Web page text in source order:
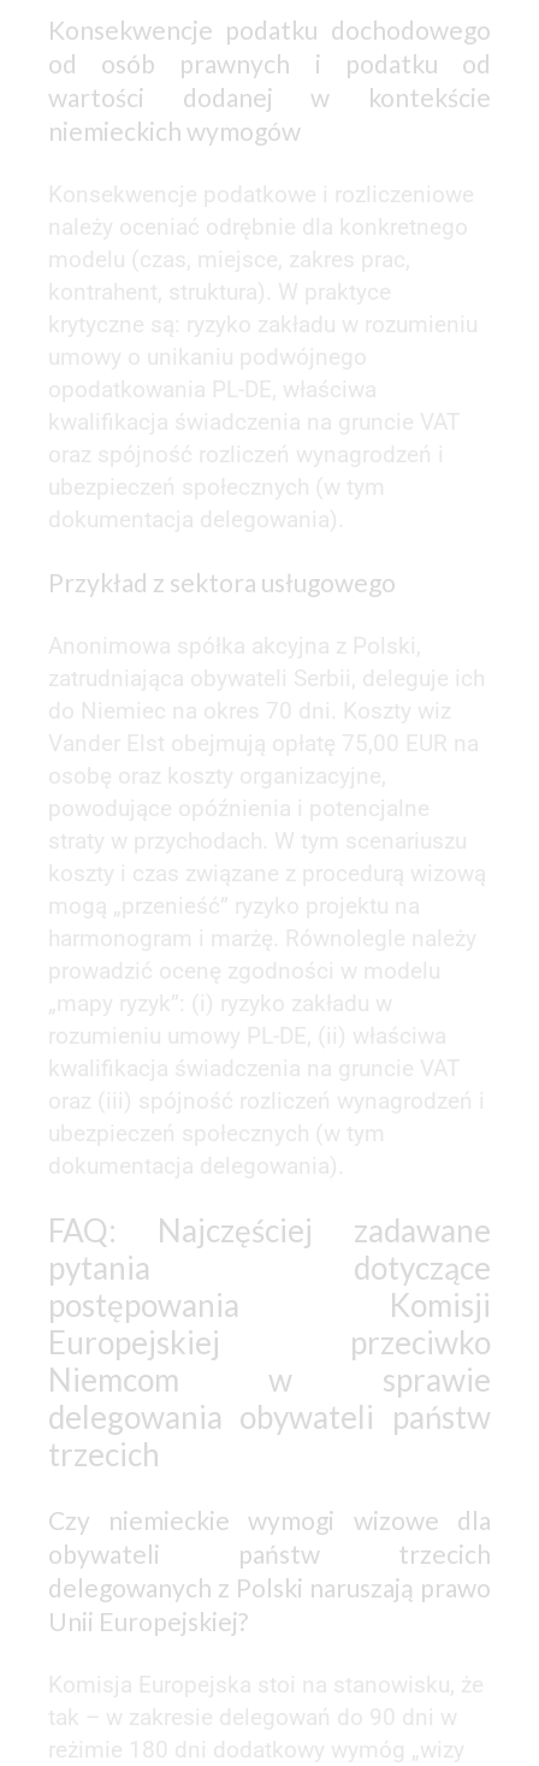
Konsekwencje podatku dochodowego
od osób prawnych i podatku od
wartości dodanej w kontekście
niemieckich wymogów
Konsekwencje podatkowe i rozliczeniowe
należy oceniać odrębnie dla konkretnego
modelu (czas, miejsce, zakres prac,
kontrahent, struktura). W praktyce
krytyczne są: ryzyko zakładu w rozumieniu
umowy o unikaniu podwójnego
opodatkowania PL-DE, właściwa
kwalifikacja świadczenia na gruncie VAT
oraz spójność rozliczeń wynagrodzeń i
ubezpieczeń społecznych (w tym
dokumentacja delegowania).
Przykład z sektora usługowego
Anonimowa spółka akcyjna z Polski,
zatrudniająca obywateli Serbii, deleguje ich
do Niemiec na okres 70 dni. Koszty wiz
Vander Elst obejmują opłatę 75,00 EUR na
osobę oraz koszty organizacyjne,
powodujące opóźnienia i potencjalne
straty w przychodach. W tym scenariuszu
koszty i czas związane z procedurą wizową
mogą „przenieść” ryzyko projektu na
harmonogram i marżę. Równolegle należy
prowadzić ocenę zgodności w modelu
„mapy ryzyk”: (i) ryzyko zakładu w
rozumieniu umowy PL-DE, (ii) właściwa
kwalifikacja świadczenia na gruncie VAT
oraz (iii) spójność rozliczeń wynagrodzeń i
ubezpieczeń społecznych (w tym
dokumentacja delegowania).
FAQ: Najczęściej zadawane
pytania dotyczące
postępowania Komisji
Europejskiej przeciwko
Niemcom w sprawie
delegowania obywateli państw
trzecich
Czy niemieckie wymogi wizowe dla
obywateli państw trzecich
delegowanych z Polski naruszają prawo
Unii Europejskiej?
Komisja Europejska stoi na stanowisku, że
tak – w zakresie delegowań do 90 dni w
reżimie 180 dni dodatkowy wymóg „wizy